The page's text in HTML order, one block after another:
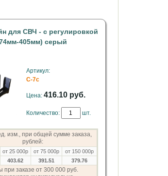
для СВЧ - с регулировкой
405мм) серый
Артикул:
С-7с
Цена: 416.10 руб.
Количество: шт.
изм., при общей сумме заказа,
рублей:
от 25 000р от 75 000р
от 150 000р
403.62 391.51 379.76
при заказе от 300 000 руб.